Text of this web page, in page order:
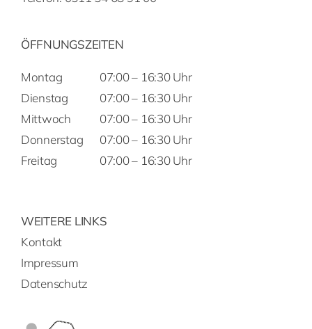
ÖFFNUNGSZEITEN
Montag
Dienstag
Mittwoch
Donnerstag
Freitag
07:00 – 16:30 Uhr
07:00 – 16:30 Uhr
07:00 – 16:30 Uhr
07:00 – 16:30 Uhr
07:00 – 16:30 Uhr
WEITERE LINKS
Kontakt
Impressum
Datenschutz